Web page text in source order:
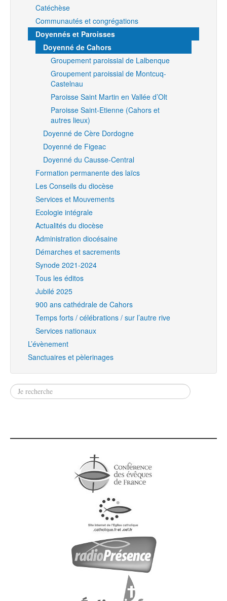
Catéchèse
Communautés et congrégations
Doyennés et Paroisses
Doyenné de Cahors
Groupement paroissial de Lalbenque
Groupement paroissial de Montcuq-
Castelnau
Paroisse Saint Martin en Vallée d’Olt
Paroisse Saint-Etienne (Cahors et
autres lieux)
Doyenné de Cère Dordogne
Doyenné de Figeac
Doyenné du Causse-Central
Formation permanente des laïcs
Les Conseils du diocèse
Services et Mouvements
Ecologie intégrale
Actualités du diocèse
Administration diocésaine
Démarches et sacrements
Synode 2021-2024
Tous les éditos
Jubilé 2025
900 ans cathédrale de Cahors
Temps forts / célébrations / sur l’autre rive
Services nationaux
L’évènement
Sanctuaires et pèlerinages